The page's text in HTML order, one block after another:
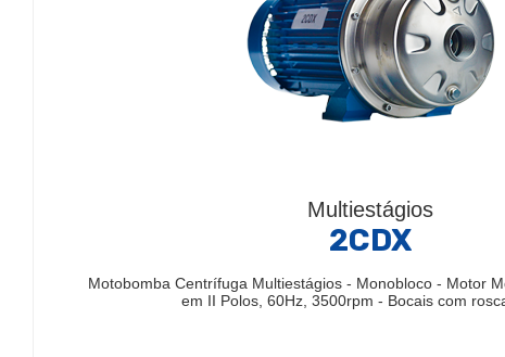
Multiestágios
2CDX
Motobomba Centrífuga Multiestágios - Monobloco - Motor
em II Polos, 60Hz, 3500rpm - Bocais com